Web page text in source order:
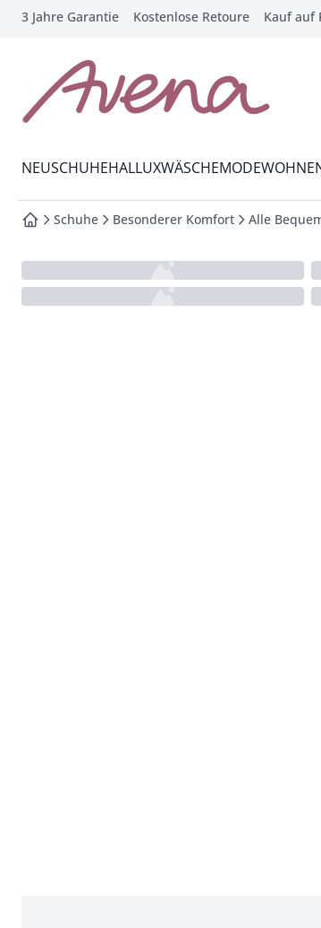
springen
springen
springen
springen
3 Jahre Garantie Kostenlose Retoure Kauf auf
zur Startseite
Wechsel in das Menü mit Pfeil-Runter Taste
NEUSCHUHEHALLUXWÄSCHEMODE
zur Startseite
Schuhe Besonderer Komfort Alle